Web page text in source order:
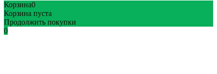
Корзина0
Корзина пуста
Продолжить покупки
0